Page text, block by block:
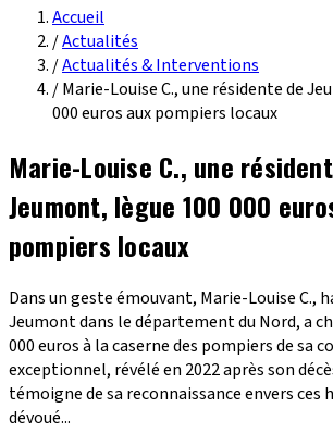
Accueil
/Actualités
/Actualités & Interventions
/Marie-Louise C., une résidente de
000 euros aux pompiers locaux
Marie-Louise C., une
Jeumont, lègue 100 000
pompiers locaux
Dans un geste émouvant, Marie-Louise C.,
Jeumont dans le département du Nord, a
000 euros à la caserne des pompiers de sa
exceptionnel, révélé en 2022 après son
témoigne de sa reconnaissance envers ces
dévoué...